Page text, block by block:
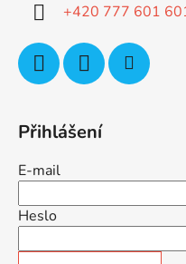
+420 777 601
Přihlášení
E-mail
Heslo